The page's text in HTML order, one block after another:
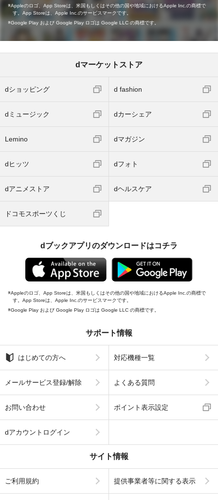
Appleのロゴ、App Storeは、米国もしくはその他の国や地域におけるApple Inc.の商標で
す。App Storeは、Apple Inc.のサービスマークです。
Google Play および Google Play ロゴは Google LLC の商標です。
dマーケットストア
dショッピング d fashion
dミュージック dカーシェア
Lemino dマガジン
dヒッツ dフォト
dアニメストア dヘルスケア
ドコモスポーツくじ
dブックアプリのダウンロードはコチラ
Appleのロゴ、App Storeは、米国もしくはその他の国や地域におけるApple Inc.の商標で
す。App Storeは、Apple Inc.のサービスマークです。
Google Play および Google Play ロゴは Google LLC の商標です。
サポート情報
はじめての方へ 対応機種一覧
メールサービス登録/解除 よくある質問
お問い合わせ ポイント表示設定
dアカウントログイン
サイト情報
ご利用規約 提供事業者等に関する表示